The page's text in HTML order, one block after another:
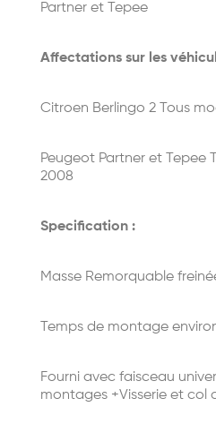
Partner et Tepee
Affectations sur les
Citroen Berlingo 2 Tous
Peugeot Partner et Tepee
2008
Specification :
Masse Remorquable
Temps de montage
Fourni avec faisceau
montages +Visserie et col